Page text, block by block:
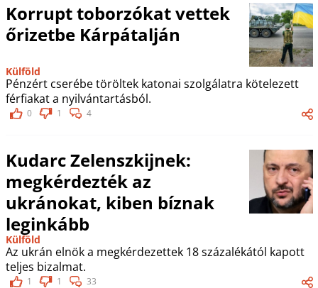
Korrupt toborzókat vettek
őrizetbe Kárpátalján
Külföld
Pénzért cserébe töröltek katonai szolgálatra kötelezett
férfiakat a nyilvántartásból.
0 1 4
Kudarc Zelenszkijnek:
megkérdezték az
ukránokat, kiben bíznak
leginkább
Külföld
Az ukrán elnök a megkérdezettek 18 százalékától kapott
teljes bizalmat.
1 1 33